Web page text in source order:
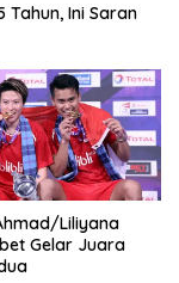
Tahun, Ini Saran
Liliyana
Gelar Juara